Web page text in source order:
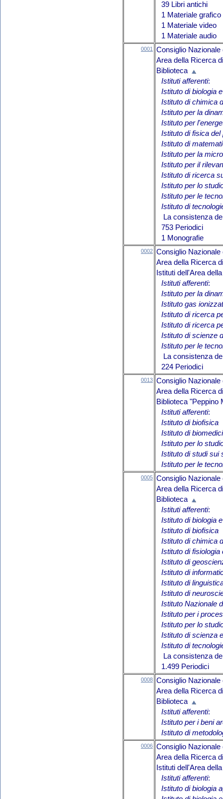
39 Libri antichi
1 Materiale grafico
1 Materiale video
1 Materiale audio
0001
Consiglio Nazionale
Area della Ricerca
Biblioteca
Istituti afferenti:
Istituto di biologia
Istituto di chimica
Istituto per la
Istituto per
Istituto di fisica
Istituto di
Istituto per la
Istituto per il
Istituto di ricerca
Istituto per lo
Istituto per le
Istituto di
La consistenza
753 Periodici
1 Monografie
0002 Consiglio Nazionale
Area della Ricerca
Istituti dell'Area
Istituti afferenti:
Istituto per la
Istituto gas
Istituto di ricerca
Istituto di ricerca
Istituto di scienze
Istituto per le
La consistenza
224 Periodici
0013 Consiglio Nazionale
Area della Ricerca
Biblioteca "Peppino
Istituti afferenti:
Istituto di biofisica
Istituto di
Istituto per lo
Istituto di studi sui
Istituto per le
0005 Consiglio Nazionale
Area della Ricerca
Biblioteca
Istituti afferenti:
Istituto di biologia
Istituto di biofisica
Istituto di chimica
Istituto di fisiologia
Istituto di
Istituto di
Istituto di
Istituto di
Istituto Nazionale
Istituto per i
Istituto per lo
Istituto di scienza
Istituto di
La consistenza
1.499 Periodici
0008 Consiglio Nazionale
Area della Ricerca
Biblioteca
Istituti afferenti:
Istituto per i beni
Istituto di
0006 Consiglio Nazionale
Area della Ricerca
Istituti dell'Area
Istituti afferenti:
Istituto di biologia